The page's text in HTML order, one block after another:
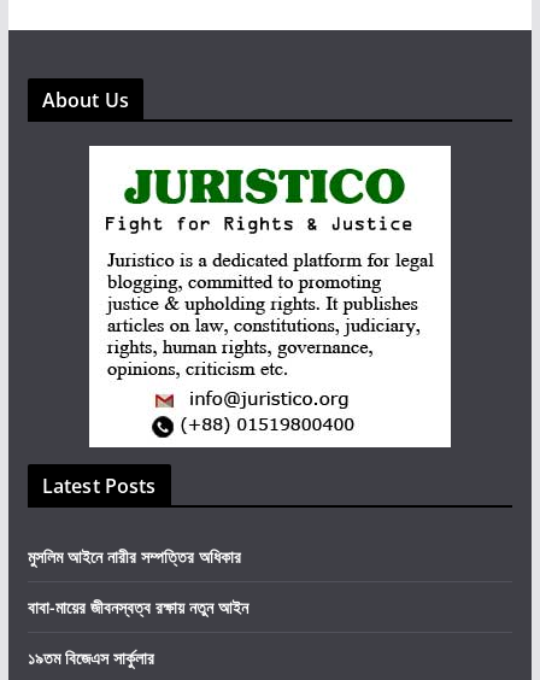
About Us
Latest Posts
মুসলিম আইনে নারীর সম্পত্তির অধিকার
বাবা-মায়ের জীবনস্বত্ব রক্ষায় নতুন আইন
১৯তম বিজেএস সার্কুলার